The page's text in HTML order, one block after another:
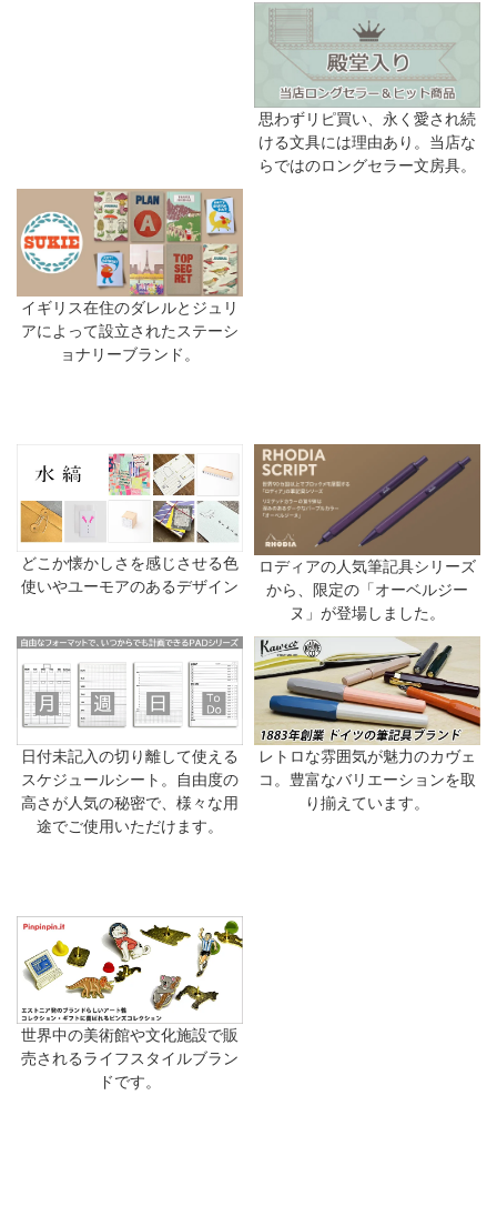
思わずリピ買い、永く愛され続
ける文具には理由あり。当店な
らではのロングセラー文房具。
イギリス在住のダレルとジュリ
アによって設立されたステーシ
ョナリーブランド。
どこか懐かしさを感じさせる色
使いやユーモアのあるデザイン
ロディアの人気筆記具シリーズ
から、限定の「オーベルジー
ヌ」が登場しました。
日付未記入の切り離して使える
スケジュールシート。自由度の
高さが人気の秘密で、様々な用
途でご使用いただけます。
レトロな雰囲気が魅力のカヴェ
コ。豊富なバリエーションを取
り揃えています。
世界中の美術館や文化施設で販
売されるライフスタイルブラン
ドです。